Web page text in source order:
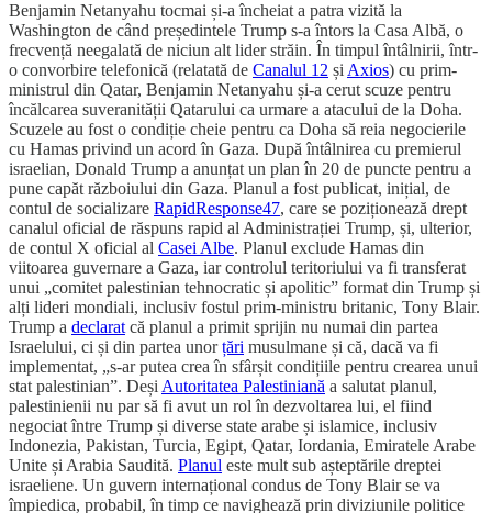
Benjamin Netanyahu tocmai și-a încheiat a patra vizită la
Washington de când președintele Trump s-a întors la Casa Albă, o
frecvență neegalată de niciun alt lider străin. În timpul întâlnirii, într-
o convorbire telefonică (relatată de Canalul 12 și Axios) cu prim-
ministrul din Qatar, Benjamin Netanyahu și-a cerut scuze pentru
încălcarea suveranității Qatarului ca urmare a atacului de la Doha.
Scuzele au fost o condiție cheie pentru ca Doha să reia negocierile
cu Hamas privind un acord în Gaza. După întâlnirea cu premierul
israelian, Donald Trump a anunțat un plan în 20 de puncte pentru a
pune capăt războiului din Gaza. Planul a fost publicat, inițial, de
contul de socializare RapidResponse47, care se poziționează drept
canalul oficial de răspuns rapid al Administrației Trump, și, ulterior,
de contul X oficial al Casei Albe. Planul exclude Hamas din
viitoarea guvernare a Gaza, iar controlul teritoriului va fi transferat
unui „comitet palestinian tehnocratic și apolitic” format din Trump și
alți lideri mondiali, inclusiv fostul prim-ministru britanic, Tony Blair.
Trump a declarat că planul a primit sprijin nu numai din partea
Israelului, ci și din partea unorțări musulmane și că, dacă va fi
implementat, „s-ar putea crea în sfârșit condițiile pentru crearea unui
stat palestinian”. Deși Autoritatea Palestiniană a salutat planul,
palestinienii nu par să fi avut un rol în dezvoltarea lui, el fiind
negociat între Trump și diverse state arabe și islamice, inclusiv
Indonezia, Pakistan, Turcia, Egipt, Qatar, Iordania, Emiratele Arabe
Unite și Arabia Saudită. Planul este mult sub așteptările dreptei
israeliene. Un guvern internațional condus de Tony Blair se va
împiedica, probabil, în timp ce navighează prin diviziunile politice